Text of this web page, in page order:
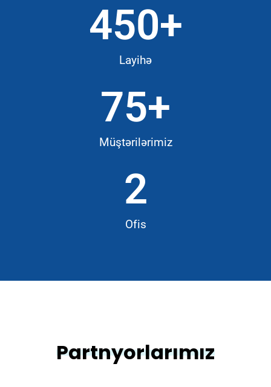
450+
Layihə
75+
Müştərilərimiz
2
Ofis
Partnyorlarımız